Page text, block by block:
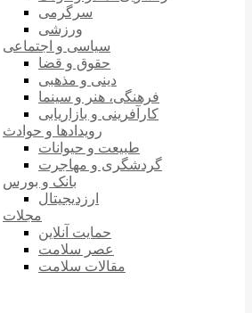
سرگرمی
ورزشی
سیاسی و اجتماعی
حقوق و قضا
دینی و مذهبی
فرهنگی، هنر و سینما
کارآفرینی و بازاریابی
رویدادها و حوادث
طبیعت و حیوانات
گردشگری و مهاجرت
بانک و بورس
ارزدیجیتال
مجلات
حمایت آنلاین
عصر سلامت
مقالات سلامت